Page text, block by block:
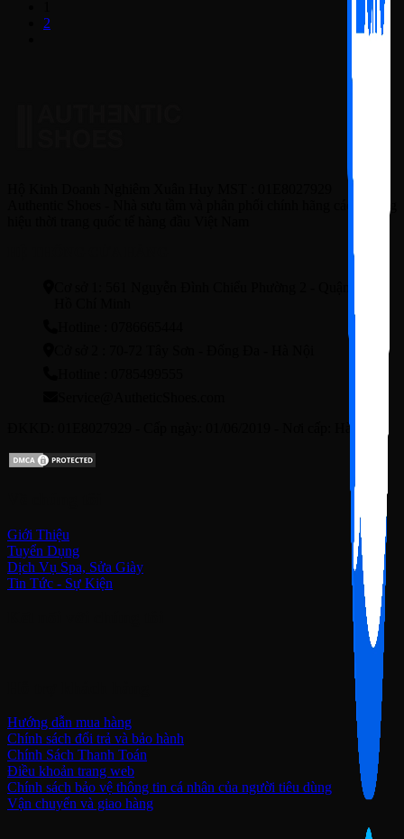
2
ĐKKD: 01E8027929 - Cấp ngày: 01/06/2019 - Nơi cấp: Hà Nội
Giới Thiệu
Tuyển Dụng
Dịch Vụ Spa, Sửa Giày
Tin Tức - Sự Kiện
Hướng dẫn mua hàng
Chính sách đổi trả và bảo hành
Chính Sách Thanh Toán
Điều khoản trang web
Chính sách bảo vệ thông tin cá nhân của người tiêu dùng
Vận chuyển và giao hàng